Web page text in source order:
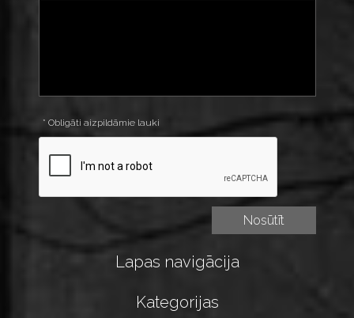
* Obligāti aizpildāmie lauki
Lapas navigācija
Kategorijas